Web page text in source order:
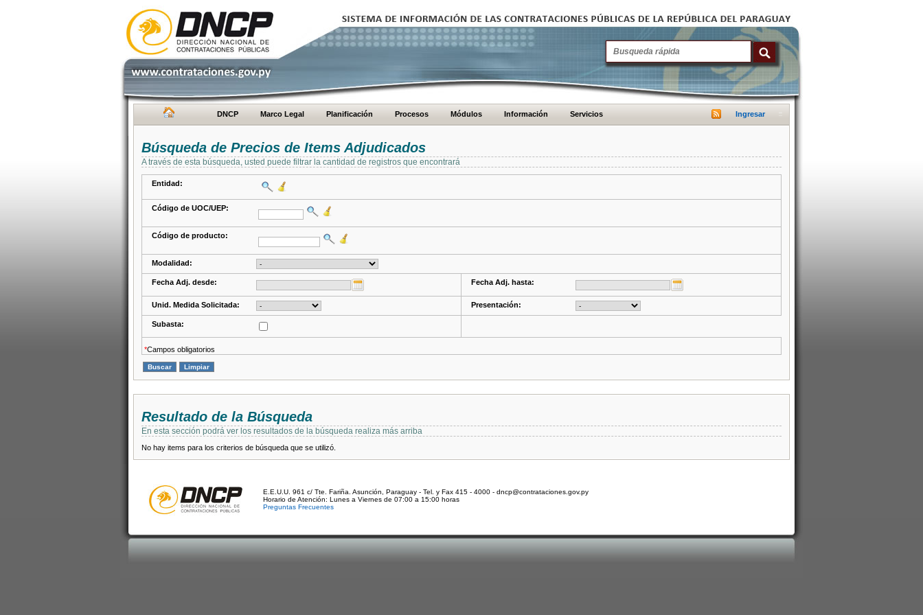
DNCP Marco Legal Planificación Procesos Módulos Información Servicios Ingresar
Búsqueda de Precios de Items Adjudicados
A través de esta búsqueda, usted puede filtrar la cantidad de registros que encontrará
Entidad:
Código de UOC/UEP:
Código de producto:
Modalidad:
Fecha Adj. desde: Fecha Adj. hasta:
Unid. Medida Solicitada: Presentación:
Subasta:
*Campos obligatorios
Resultado de la Búsqueda
En esta sección podrá ver los resultados de la búsqueda realiza más arriba
No hay items para los criterios de búsqueda que se utilizó.
E.E.U.U. 961 c/ Tte. Fariña. Asunción, Paraguay - Tel. y Fax 415 - 4000 - dncp@contrataciones.gov.py
Horario de Atención: Lunes a Viernes de 07:00 a 15:00 horas
Preguntas Frecuentes